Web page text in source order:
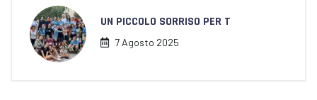
UN PICCOLO SORRISO PER T
7 Agosto 2025